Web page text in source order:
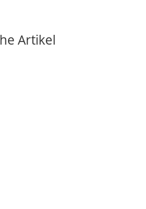
Artikel